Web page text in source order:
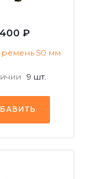
400 ₽
50 мм
9 шт.